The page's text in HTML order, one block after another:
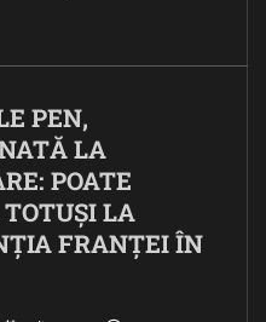
PEN,
LA
POATE
LA
FRANȚEI ÎN